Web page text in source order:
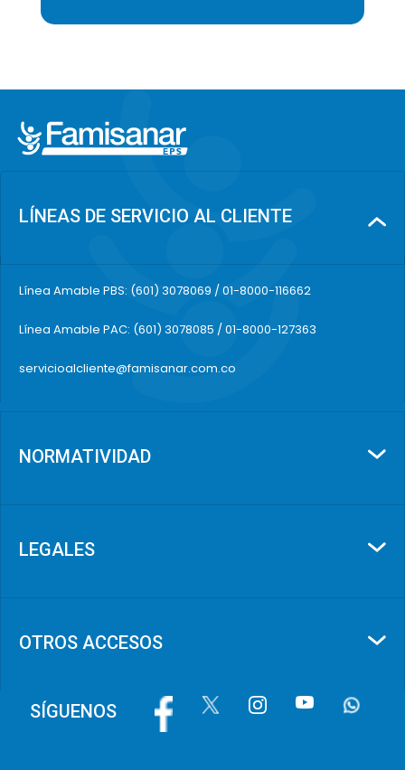
LÍNEAS DE SERVICIO AL CLIENTE
Línea Amable PBS: (601) 3078069 / 01-8000-116662
Línea Amable PAC: (601) 3078085 / 01-8000-127363
servicioalcliente@famisanar.com.co
NORMATIVIDAD
LEGALES
OTROS ACCESOS
SÍGUENOS Imagen Imagen Imagen Imagen Imagen